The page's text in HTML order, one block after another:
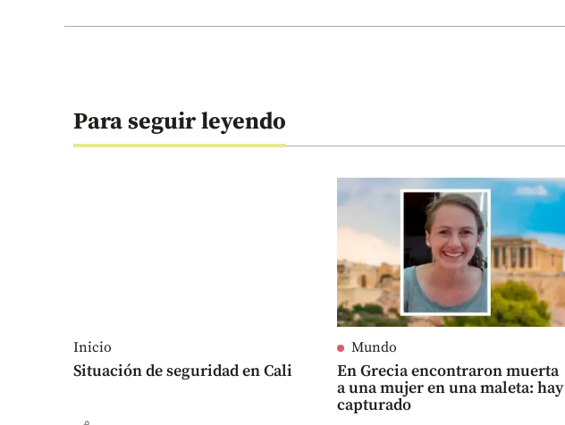
Para seguir leyendo
Inicio
Situación de seguridad en Cali
Mundo
En Grecia encontraron muerta
a una mujer en una maleta: hay
capturado